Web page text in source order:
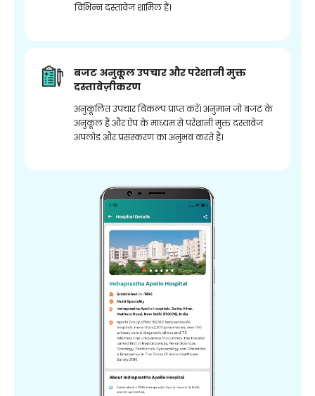
विभिन्न दस्तावेज शामिल हैं।
बजट अनुकूल उपचार और परेशानी मुक्त
दस्तावेज़ीकरण
अनुकूलित उपचार विकल्प प्राप्त करें। अनुमान जो बजट के
अनुकूल हैं और ऐप के माध्यम से परेशानी मुक्त दस्तावेज
अपलोड और प्रसंस्करण का अनुभव करते हैं।